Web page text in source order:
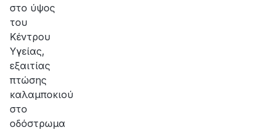
στο ύψος
του
Κέντρου
Υγείας,
εξαιτίας
πτώσης
καλαμποκιού
στο
οδόστρωμα